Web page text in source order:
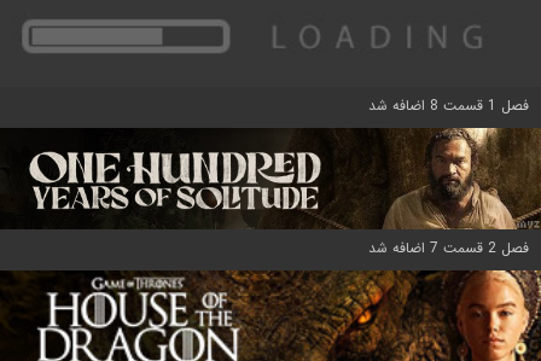
فصل 1 قسمت 8 اضافه شد
فصل 2 قسمت 7 اضافه شد